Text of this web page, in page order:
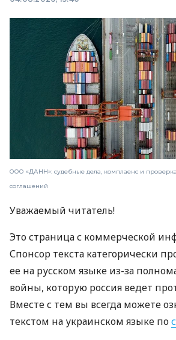
ООО «ДАНН»: судебные дела, комплаенс и
соглашений
Уважаемый читатель!
Это страница с коммерческой
Спонсор текста категорически
ее на русском языке из-за
войны, которую россия ведет
Вместе с тем вы всегда можете
текстом на украинском языке по